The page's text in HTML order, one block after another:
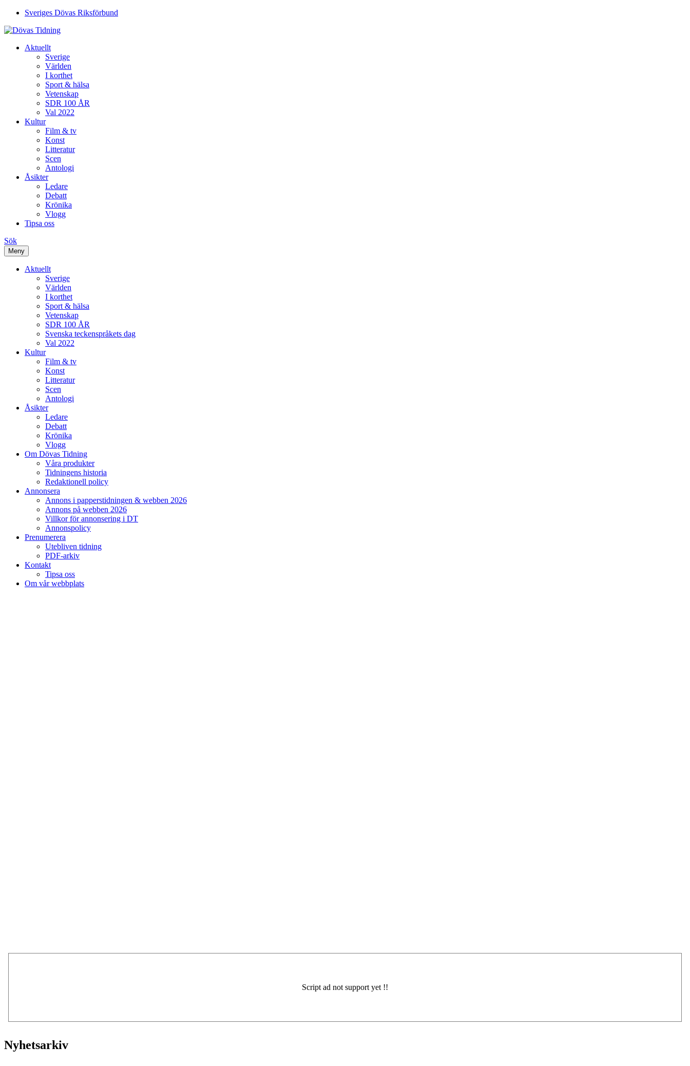
Sveriges Dövas Riksförbund
Aktuellt
Sverige
Världen
I korthet
Sport & hälsa
Vetenskap
SDR 100 ÅR
Val 2022
Kultur
Film & tv
Konst
Litteratur
Scen
Antologi
Åsikter
Ledare
Debatt
Krönika
Vlogg
Tipsa oss
Sök
Meny
Aktuellt
Sverige
Världen
I korthet
Sport & hälsa
Vetenskap
SDR 100 ÅR
Svenska teckenspråkets dag
Val 2022
Kultur
Film & tv
Konst
Litteratur
Scen
Antologi
Åsikter
Ledare
Debatt
Krönika
Vlogg
Om Dövas Tidning
Våra produkter
Tidningens historia
Redaktionell policy
Annonsera
Annons i papperstidningen & webben 2026
Annons på webben 2026
Villkor för annonsering i DT
Annonspolicy
Prenumerera
Utebliven tidning
PDF-arkiv
Kontakt
Tipsa oss
Om vår webbplats
Nyhetsarkiv